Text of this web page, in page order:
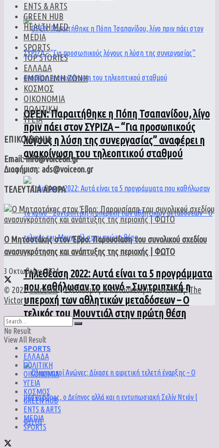
ΟPEN: Παραιτήθηκε η Πόπη Τσαπανίδου, λίγο
πριν πάει στον ΣΥΡΙΖΑ – “Για προσωπικούς
λόγους η λύση της συνεργασίας” αναφέρει η
ανακοίνωση του τηλεοπτικού σταθμού
Τηλεθέαση 2022: Αυτά είναι τα 5 προγράμματα
που καθήλωσαν το κοινό – Συντριπτική η
υπεροχή των αθλητικών μεταδόσεων – Ο
τελικός του Μουντιάλ στην πρώτη θέση
SPORTS
ENTS & ARTS
GREEN HUB
HEALTH MED
MEDIA
SPORTS
TOP STORIES
ΕΛΛΑΔΑ
ΕΜΠΟΛΕΜΗ ΖΩΝΗ
ΚΟΣΜΟΣ
ΟΙΚΟΝΟΜΙΑ
ΠΟΛΙΤΙΚΗ
ΥΓΕΙΑ
ΕΠΙΚΟΙΝΩΝΙΑ
Email: info@voiceon.gr
Διαφήμιση: ads@voiceon.gr
ΤΕΛΕΥΤΑΙΑ ΑΡΘΡΑ
Ο Μητσοτάκης στον Έβρο: Παρουσίαση του συνολικού σχεδίου
ανασυγκρότησης και ανάπτυξης της περιοχής | ΦΩΤΟ
3 Οκτωβρίου, 2024
© 2022VoiceON- Σχεδιασμός & Κατασκευή ιστοσελίδας:The
Victory.
No Result
View All Result
ΕΛΛΑΔΑ
ΠΟΛΙΤΙΚΗ
ΟΙΚΟΝΟΜΙΑ
ΥΓΕΙΑ
ΚΟΣΜΟΣ
GREEN HUB
ENTS & ARTS
MEDIA
SPORTS